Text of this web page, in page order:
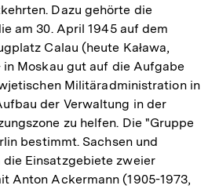
Dazu gehörte die
am 30. April 1945 auf dem
Calau (heute Kaława,
in Moskau gut auf die Aufgabe
Militäradministration in
der Verwaltung in der
zu helfen. Die "Gruppe
bestimmt. Sachsen und
Einsatzgebiete zweier
Anton Ackermann (1905-1973,